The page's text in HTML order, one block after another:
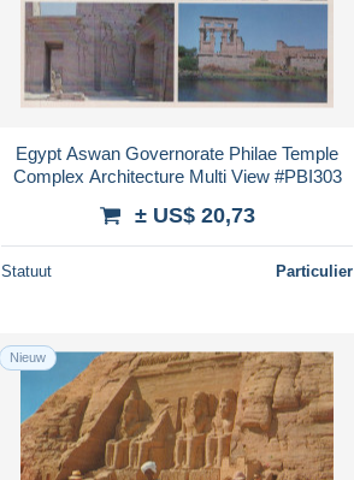
Egypt Aswan Governorate Philae Temple
Complex Architecture Multi View #PBI303
± US$ 20,73
Statuut Particulier
Nieuw